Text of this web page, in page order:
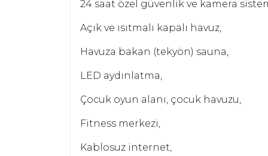
24 saat özel güvenlik ve kamera
Açık ve ısıtmalı kapalı havuz,
Havuza bakan (tekyön) sauna,
LED aydınlatma,
Çocuk oyun alanı, çocuk havuzu,
Fitness merkezi,
Kablosuz internet,